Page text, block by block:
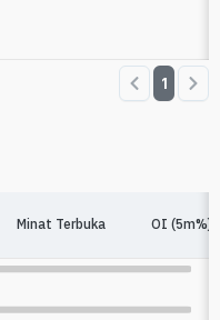
1
Minat Terbuka OI (5m%)